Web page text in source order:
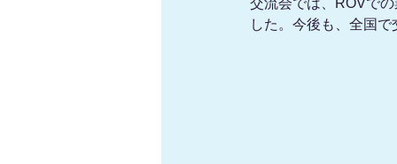
交流会では、ROVで
した。今後も、全国